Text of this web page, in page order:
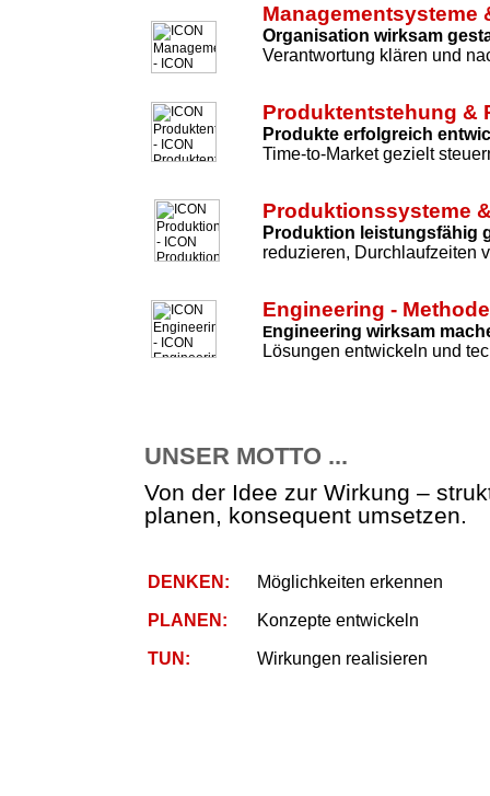
Managementsysteme
Organisation wirksam
Verantwortung klären und
Produktentstehung &
Produkte erfolgreich
Time-to-Market gezielt
Produktionssysteme
Produktion leistungsfähig
reduzieren, Durchlaufzeiten
Engineering -
Engineering wirksam
Lösungen entwickeln und
UNSER MOTTO ...
Von der Idee zur Wirkung –
planen, konsequent umsetzen.
DENKEN: Möglichkeiten erkennen
PLANEN: Konzepte entwickeln
TUN: Wirkungen realisieren